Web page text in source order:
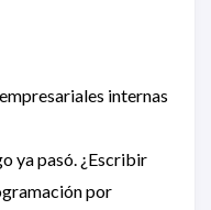
internas
ya pasó. ¿Escribir
por